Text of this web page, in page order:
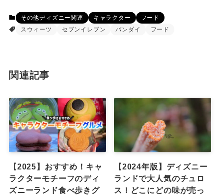
その他ディズニー関連 キャラクター
フード
スウィーツ
セブンイレブン バンダイ フード
関連記事
【2025】おすすめ！キャ
ラクターモチーフのディ
ズニーランド食べ歩きグ
【2024年版】ディズニー
ランドで大人気のチュロ
ス！どこにどの味が売っ